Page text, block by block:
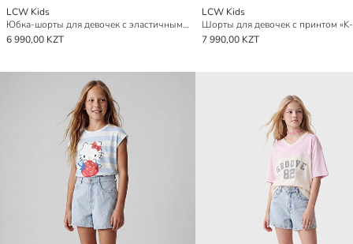
LCW Kids
Юбка-шорты для девочек с эластичным поясом
6 990,00 KZT
LCW Kids
7 990,00 KZT